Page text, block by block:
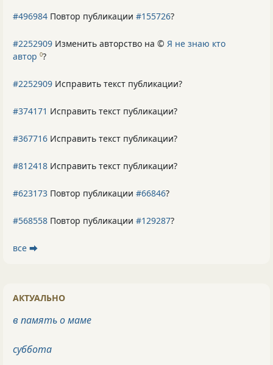
#496984 Повтор публикации #155726?
#2252909 Изменить авторство на © Я не знаю кто
автор 0?
#2252909 Исправить текст публикации?
#374171 Исправить текст публикации?
#367716 Исправить текст публикации?
#812418 Исправить текст публикации?
#623173 Повтор публикации #66846?
#568558 Повтор публикации #129287?
все ⮕
АКТУАЛЬНО
в память о маме
суббота